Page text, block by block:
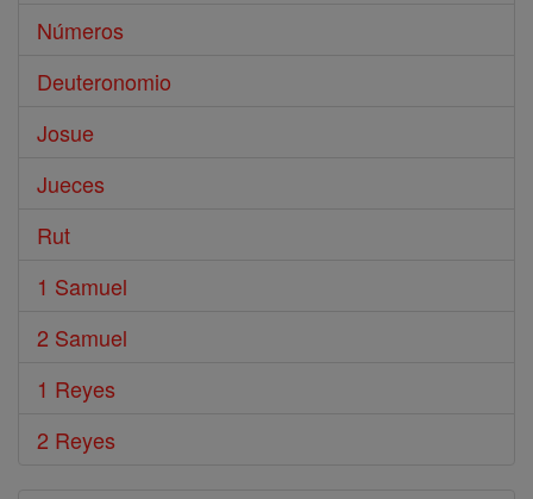
Números
Deuteronomio
Josue
Jueces
Rut
1 Samuel
2 Samuel
1 Reyes
2 Reyes